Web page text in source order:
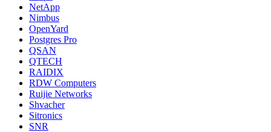
NetApp
Nimbus
OpenYard
Postgres Pro
QSAN
QTECH
RAIDIX
RDW Computers
Ruijie Networks
Shvacher
Sitronics
SNR